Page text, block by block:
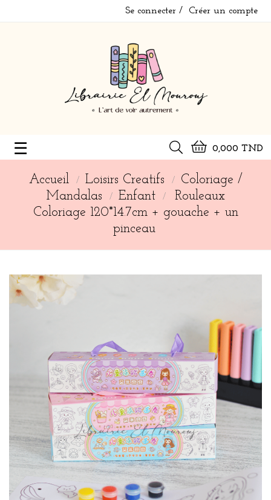
Se connecter Créer un compte
0,000 TND
Basculer
navigation
☰
Accueil Loisirs Creatifs
Coloriage /
Mandalas
Enfant
Rouleaux
Coloriage 120*14.7cm + gouache + un
pinceau